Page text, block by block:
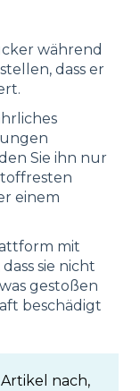
während
dass er
Sie ihn nur
einem
mit
sie nicht
gestoßen
beschädigt
Artikel nach,